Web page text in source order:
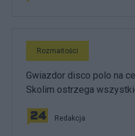
Rozmaitości
Gwiazdor disco polo na
Skolim ostrzega
Redakcja